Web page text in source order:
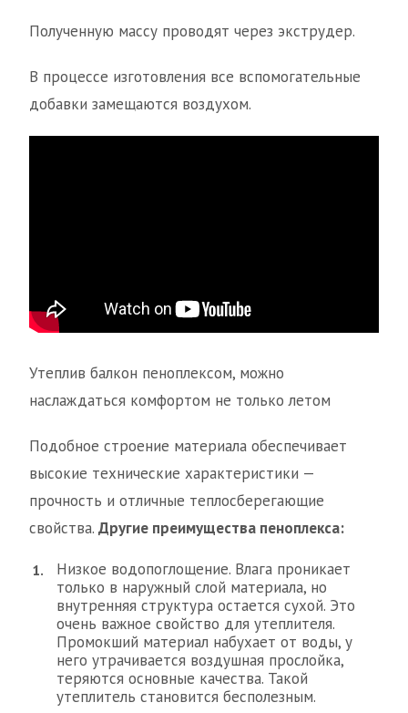
Полученную массу проводят через экструдер.
В процессе изготовления все вспомогательные
добавки замещаются воздухом.
Утеплив балкон пеноплексом, можно
наслаждаться комфортом не только летом
Подобное строение материала обеспечивает
высокие технические характеристики —
прочность и отличные теплосберегающие
свойства. Другие преимущества пеноплекса:
Низкое водопоглощение. Влага проникает
только в наружный слой материала, но
внутренняя структура остается сухой. Это
очень важное свойство для утеплителя.
Промокший материал набухает от воды, у
него утрачивается воздушная прослойка,
теряются основные качества. Такой
утеплитель становится бесполезным.